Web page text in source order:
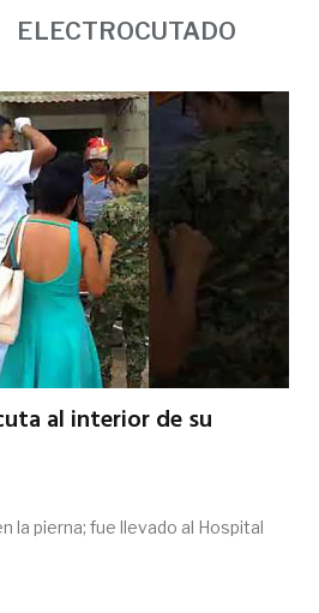
ELECTROCUTADO
al interior de su
la pierna; fue llevado al Hospital